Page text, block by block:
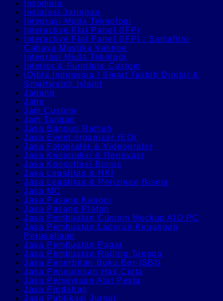
Insomnia
Instalasi Jaringan
Integrasi Muda Teknologi
Interactive Flat Panel (IFP)
Interactive Flat Panel (IFP) : Samafitro
Cahaya Mustika Vannoe
Integrasi Muda Tekologi
Interior & Furniture Custom
iQibla Indonesia | Smart Tasbih Digital &
Smartwatch Islami
Jagung
Jahe
Jam Custom
Jam Tangan
Jasa Bangun Rumah
Jasa Event organizer (EO)
Jasa Fotografer & Videografer
Jasa Konstruksi & Renovasi
Jasa Konsultasi Bisnis
Jasa Legalitas & HKI
Jasa Legalitas & Perizinan Bisnis
Jasa MC
Jasa Pasang Kanopi
Jasa Pasang Plafon
Jasa Pembuatan Custom Mockup AIO PC
Jasa Pembuatan Laporan Keuangan
Perusahaan
Jasa Pembuatan Pagar
Jasa Pembuatan Railing Tangga
Jasa Penerbitan Buku Ber-ISBN
Jasa Pengurusan Hak Cipta
Jasa Persewaan Alat Pesta
Jasa Pindahan
Jasa Publikasi Jurnal